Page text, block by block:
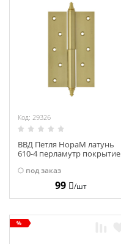
Код: 29326
ВВД Петля НораМ латунь
610-4 перламутр покрытие
под заказ
99 /шт